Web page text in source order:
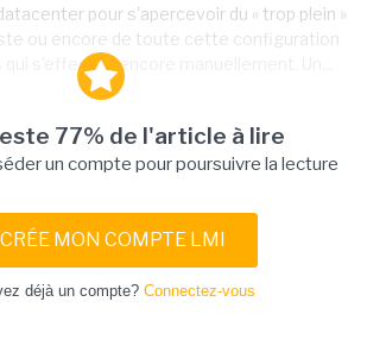
pour s'apercevoir du « trop plein »
ou encore de toute cette configuration
s'effectue encore manuellement. Un...
77% de l'article à lire
un compte pour poursuivre la lecture
MON COMPTE LMI
déjà un compte? Connectez-vous